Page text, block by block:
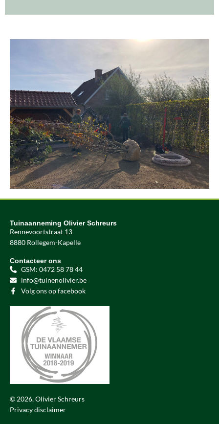
Tuinaanneming Olivier Schreurs
Rennevoortstraat 13
8880 Rollegem-Kapelle
Contacteer ons
GSM: 0472 58 78 44
info@tuinenolivier.be
Volg ons op facebook
© 2026, Olivier Schreurs
Privacy disclaimer